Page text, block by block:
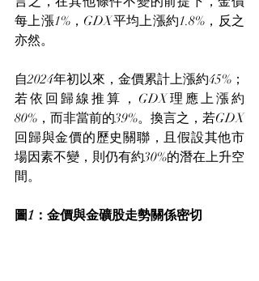
每上漲1%，GDX平均上漲約1.8%，反之
亦然。
自2024年初以來，金價累計上漲約45%；
若依回歸線推算，GDX理應上漲約
80%，而非當前的39%。換言之，若GDX
回歸與金價的歷史關聯，且假設其他市
場因素不變，則仍有約30%的潛在上升空
間。
圖1：金價與金礦股走勢關係密切